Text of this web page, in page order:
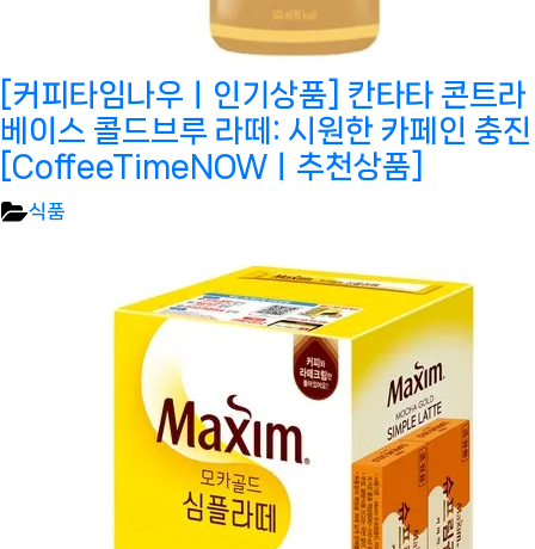
[커피타임나우ㅣ인기상품] 칸타타 콘트라
베이스 콜드브루 라떼: 시원한 카페인 충진
[CoffeeTimeNOWㅣ추천상품]
식품